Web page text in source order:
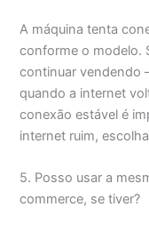
A máquina tenta
conforme o modelo.
continuar vendendo
quando a internet
conexão estável é
internet ruim,
5. Posso usar a
commerce, se tiver?